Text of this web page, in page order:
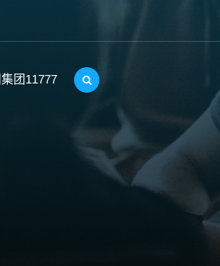
团11777